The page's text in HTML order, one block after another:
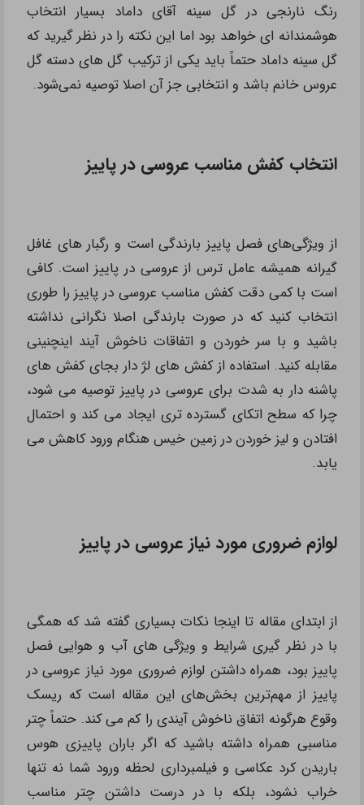
رنگ نارنجی در گل سینه آقای داماد بسیار انتخاب
هوشمندانه ای خواهد بود اما این نکته را در نظر گیرید که
گل سینه داماد حتماً باید یکی از ترکیب گل های دسته گل
عروس خانم باشد و انتخابی جز آن اصلا توصیه نمی‌شود.
انتخاب کفش مناسب عروسی در پاییز
از ویژگی‌های فصل پاییز بارندگی است و رگبار های غافل
گیرانه همیشه عامل ترس از عروسی در پاییز است. کافی
است با کمی دقت کفش مناسب عروسی در پاییز را طوری
انتخاب کنید که در صورت بارندگی اصلا نگرانی نداشته
باشید و با سر خوردن و اتفاقات ناخوش آیند اینچنینی
مقابله کنید. استفاده از کفش های لژ دار بجای کفش های
پاشنه دار به شدت برای عروسی در پاییز توصیه می شود،
چرا که سطح اتکای گسترده تری ایجاد می کند و احتمال
افتادن و لیز خوردن در زمین خیس هنگام ورود کاهش می
یابد.
لوازم ضروری مورد نیاز عروسی در پاییز
از ابتدای مقاله تا اینجا نکات بسیاری گفته شد که همگی
با در نظر گیری شرایط و ویژگی های آب و هوایی فصل
پاییز بود، همراه داشتن لوازم ضروری مورد نیاز عروسی در
پاییز از مهم‌ترین بخش‌های این مقاله است که ریسک
وقوع هرگونه اتفاق ناخوش آیندی را کم می کند. حتماً چتر
مناسبی همراه داشته باشید که اگر باران پاییزی هوس
باریدن کرد عکاسی و فیلمبرداری لحظه ورود شما نه تنها
خراب نشود، بلکه با در درست داشتن چتر مناسب